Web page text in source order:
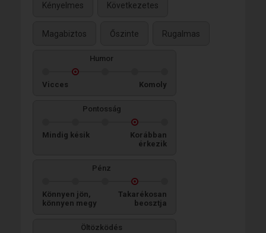
Kényelmes Következetes
Magabiztos Őszinte Rugalmas
Humor
Vicces Komoly
Pontosság
Mindig késik
Korábban
érkezik
Pénz
Könnyen jön,
könnyen megy
Takarékosan
beosztja
Öltözködés